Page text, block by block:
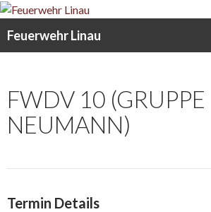
Feuerwehr Linau
FWDV 10 (GRUPPE
NEUMANN)
Termin Details